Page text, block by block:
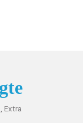
Extra